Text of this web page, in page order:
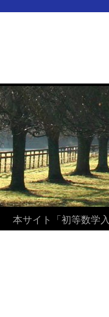
本サイト「初等数学